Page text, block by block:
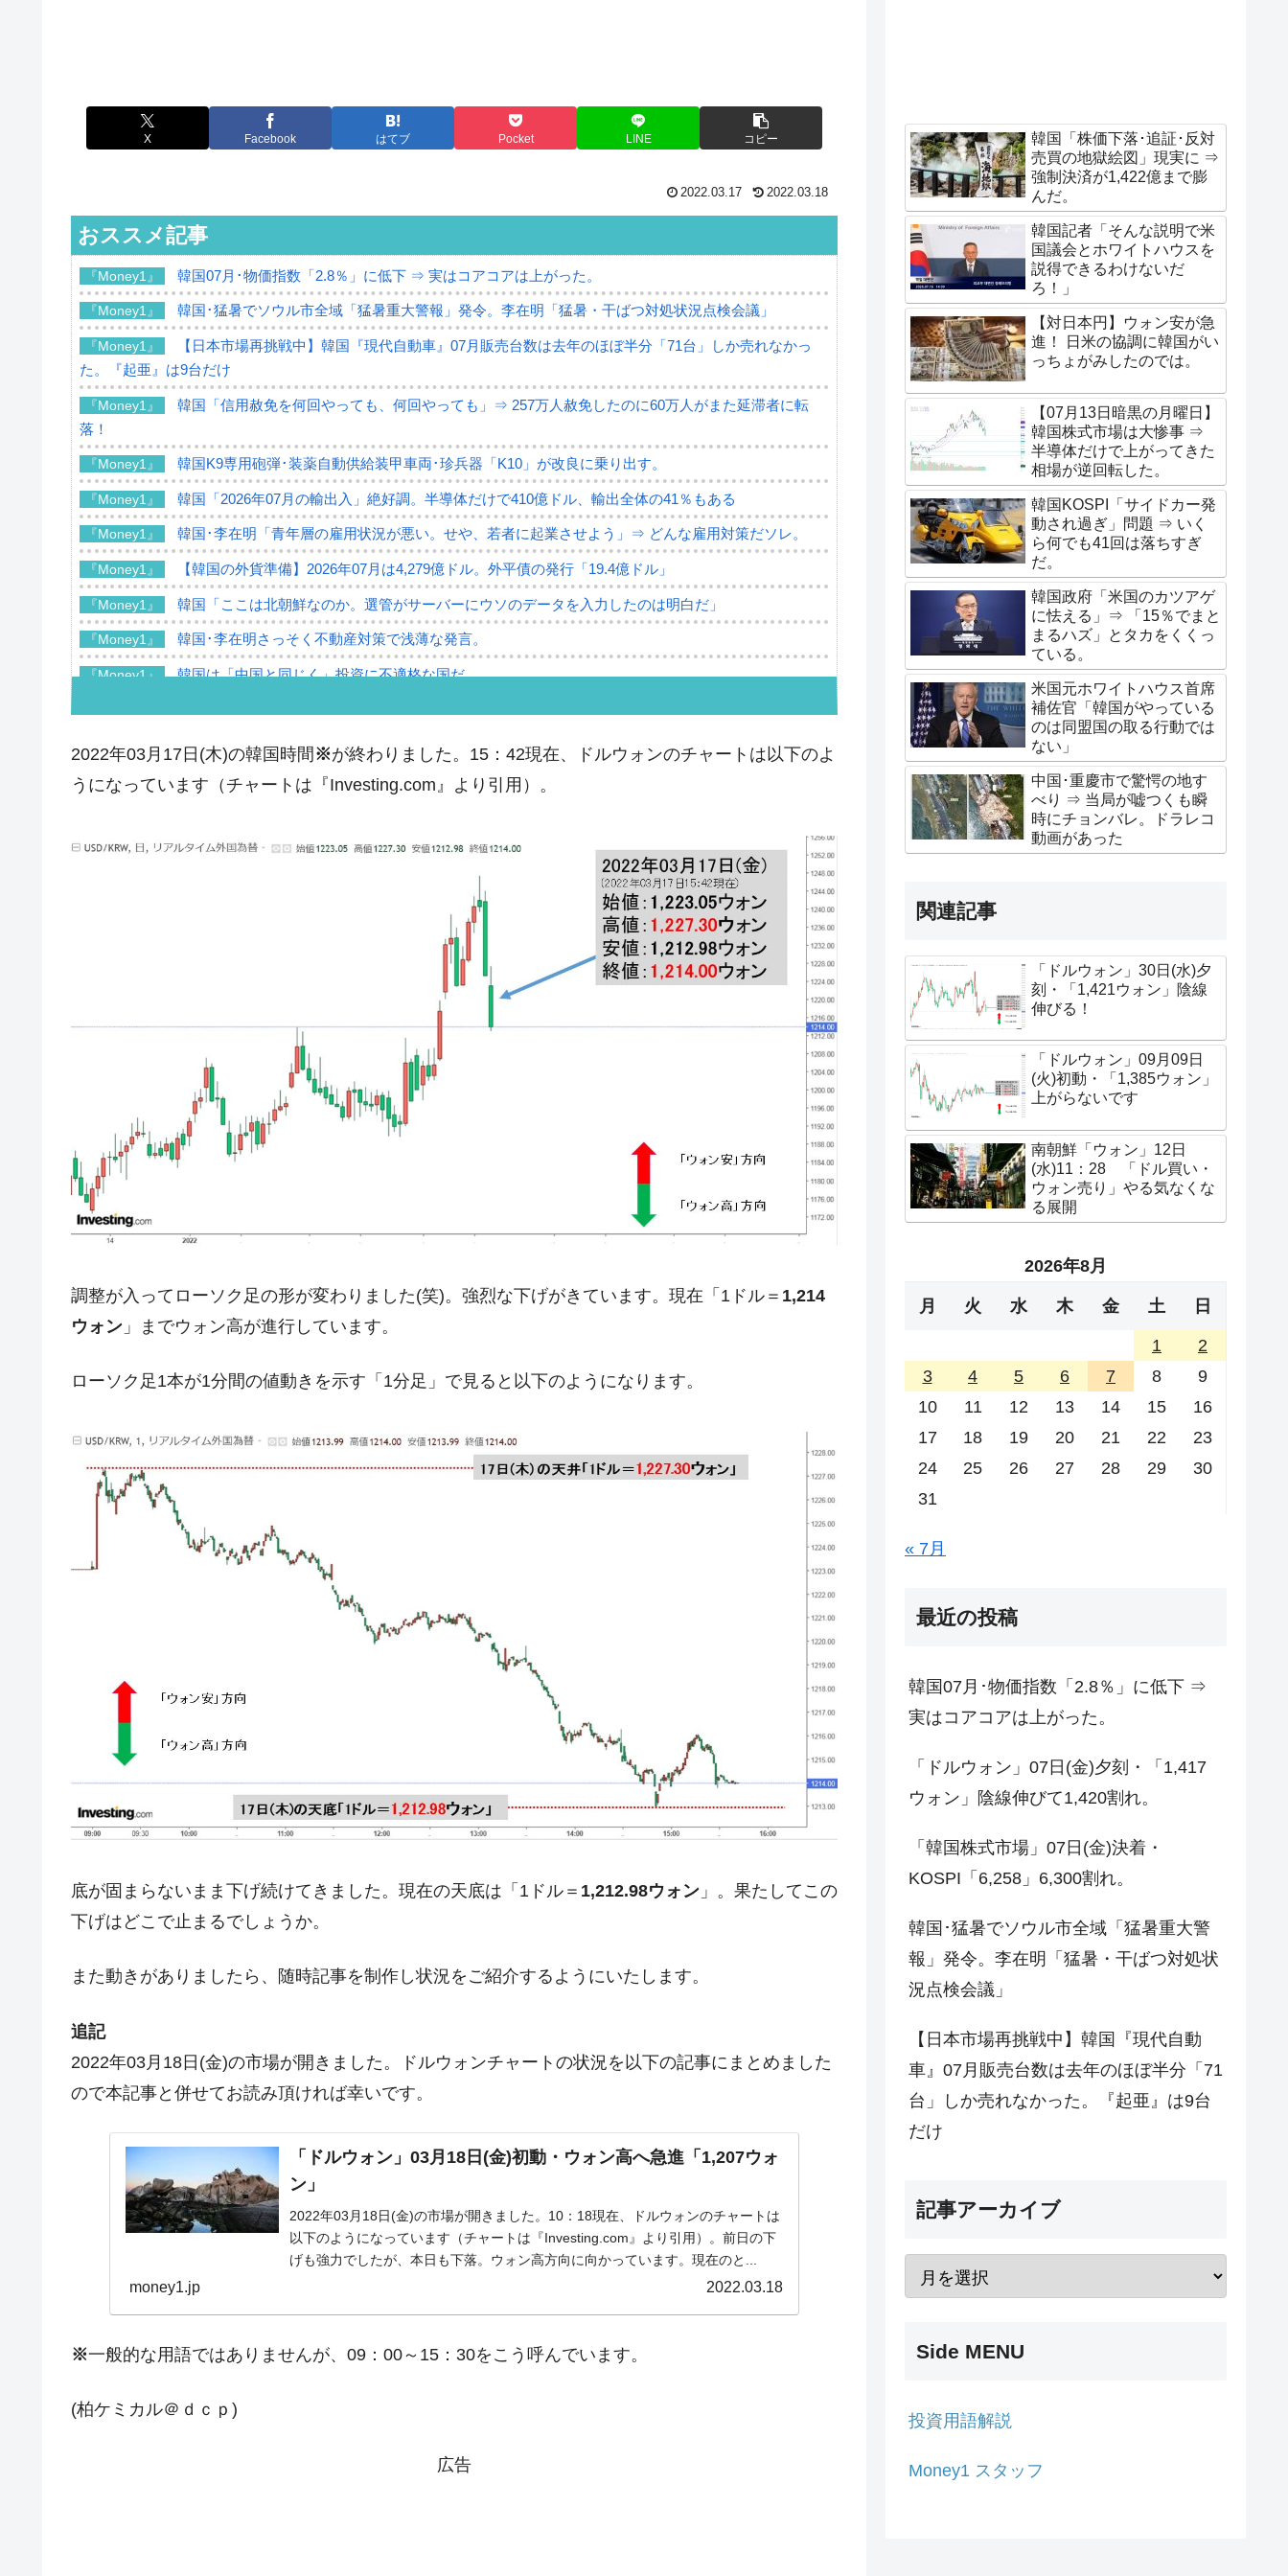
X Facebook はてブ Pocket LINE コピー
2022.03.17 2022.03.18
おススメ記事
『Money1』 韓国07月･物価指数「2.8％」に低下 ⇒ 実はコアコアは上がった。
『Money1』 韓国･猛暑でソウル市全域「猛暑重大警報」発令。李在明「猛暑・干ばつ対処状況点検会議」
『Money1』
【日本市場再挑戦中】韓国『現代自動車』07月販売台数は去年のほぼ半分「71台」しか売れなかっ
た。『起亜』は9台だけ
『Money1』
韓国「信用赦免を何回やっても、何回やっても」⇒ 257万人赦免したのに60万人がまた延滞者に転
落！
『Money1』 韓国K9専用砲弾･装薬自動供給装甲車両･珍兵器「K10」が改良に乗り出す。
『Money1』 韓国「2026年07月の輸出入」絶好調。半導体だけで410億ドル、輸出全体の41％もある
『Money1』 韓国･李在明「青年層の雇用状況が悪い。せや、若者に起業させよう」⇒ どんな雇用対策だソレ。
『Money1』 【韓国の外貨準備】2026年07月は4,279億ドル。外平債の発行「19.4億ドル」
『Money1』 韓国「ここは北朝鮮なのか。選管がサーバーにウソのデータを入力したのは明白だ」
『Money1』 韓国･李在明さっそく不動産対策で浅薄な発言。
『Money1』 韓国は「中国と同じく」投資に不適格な国だ。
『Money1』 韓国･外為取引量「1日当たり1,214.4億ドル」まで拡大 ⇒ 海外資金の動きに強く左右される状態
『Money1』 韓国･帰ってきた李在明。李在明を支持しない「50.5％」に上昇
中国だけが鉄鋼輸出を異常増加させる ⇒ 中国の過剰生産が世界を蝕む。
韓国製造業「半導体絶好調」のウラで他業種は全般的「不調」⇒ PSIが示す現況は決して良くない。
【米韓激突案件】韓国消費者院が『クーパン』1人当たり賠償10万ウォンを認定 ⇒ 総額3兆7,000億
韓国型イージス搭載の次世代駆逐艦「KDDX」1番艦、2032年竣工と公示
【対日本円】ウォン安が急進！ 日米の協調に韓国がいっちょがみしたのでは。
『Money1』
韓国政府『BYD』車への補助金を全廃 ⇒ 実は韓国で『BYD』車は売れている。6カ月で対前年同期比
1.9倍！
『Money1』
在韓米国大使スティールが着韓！⇒ さっそく空港に詰めかけ「出て行け！」「極右勢力」のプラカー
ドを掲げる「在韓反米勢力」
『Money1』 韓国政府「2035年までに18.4GW規模のAIデータセンター整備」⇒ だから無理だってば。
『Money1』 韓国『国民年金公団』株価暴落で200兆蒸発。
『Money1』 韓国「橋が落ちました」⇒ 耐久性「なさすぎ」では。
『Money1』
米国下院「韓国の公務員個人をターゲットにぶん殴る法案」提出！⇒ クーパン問題は合衆国企業に対
する差別。許してはおかぬ
『Money1』
韓国半導体『SKハイニックス』2026年2Qの業績「史上最高益」当期純利益は前年同期比13.4倍に。
韓国･加徳島新国際空港「またも暗礁」の危機 ⇒ 10.7兆では損が出るからできない。
【速報】韓国株式市場の暴落・本日07月29日(水)もサイドカー・サーキットブレイカーの二段コンボ
IT産業は人を雇用する効果は低い。全産業の半分未満しか雇用を生まない
日本の誇る海洋資源調査船『白嶺』は先進技術の塊！
夏の甲子園、優勝校を最も多く輩出している都道府県とは？
Fact1 奇跡の毛色「白毛馬」とは？
Fact1 平成仮面ライダーの意外すぎるモチーフとは？
Fact1 発表から2日で大崩壊、鳴かず飛ばずに終わりそうなスーパーリーグとは？
Fact1 甲子園通算本塁打、最多の清原に次いで多く打っている意外な選手とは？
Fact1
2022年03月17日(木)の韓国時間 ※が終わりました。15：42現在、ドルウォンのチャートは以下のよ
うになっています（チャートは『Investing.com』より引用）。
調整が入ってローソク足の形が変わりました(笑)。強烈な下げがきています。現在「1ドル＝ 1,214
ウォン 」までウォン高が進行しています。
ローソク足1本が1分間の値動きを示す「1分足」で見ると以下のようになります。
底が固まらないまま下げ続けてきました。現在の天底は「1ドル＝ 1,212.98ウォン 」。果たしてこの
下げはどこで止まるでしょうか。
また動きがありましたら、随時記事を制作し状況をご紹介するようにいたします。
追記
2022年03月18日(金)の市場が開きました。ドルウォンチャートの状況を以下の記事にまとめました
ので本記事と併せてお読み頂ければ幸いです。
「ドルウォン」03月18日(金)初動・ウォン高へ急進「1,207ウォ
ン」
2022年03月18日(金)の市場が開きました。10：18現在、ドルウォンのチャートは
以下のようになっています（チャートは『Investing.com』より引用）。前日の下
げも強力でしたが、本日も下落。ウォン高方向に向かっています。現在のと...
money1.jp 2022.03.18
※一般的な用語ではありませんが、09：00～15：30をこう呼んでいます。
(柏ケミカル＠ｄｃｐ)
広告
韓国「株価下落･追証･反対
売買の地獄絵図」現実に ⇒
強制決済が1,422億まで膨
んだ。
韓国記者「そんな説明で米
国議会とホワイトハウスを
説得できるわけないだ
ろ！」
【対日本円】ウォン安が急
進！ 日米の協調に韓国がい
っちょがみしたのでは。
【07月13日暗黒の月曜日】
韓国株式市場は大惨事 ⇒
半導体だけで上がってきた
相場が逆回転した。
韓国KOSPI「サイドカー発
動され過ぎ」問題 ⇒ いく
ら何でも41回は落ちすぎ
だ。
韓国政府「米国のカツアゲ
に怯える」⇒ 「15％でまと
まるハズ」とタカをくくっ
ている。
米国元ホワイトハウス首席
補佐官「韓国がやっている
のは同盟国の取る行動では
ない」
中国･重慶市で驚愕の地す
べり ⇒ 当局が嘘つくも瞬
時にチョンバレ。ドラレコ
動画があった
関連記事
「ドルウォン」30日(水)夕
刻・「1,421ウォン」陰線
伸びる！
「ドルウォン」09月09日
(火)初動・「1,385ウォン」
上がらないです
南朝鮮「ウォン」12日
(水)11：28 「ドル買い・
ウォン売り」やる気なくな
る展開
2026年8月
月 火 水 木 金 土 日
1
2
3
4 5 6 7 8
9
10
11 12 13 14 15
16
17
18 19 20 21 22
23
24
25 26 27 28 29
30
31
« 7月
最近の投稿
韓国07月･物価指数「2.8％」に低下 ⇒
実はコアコアは上がった。
「ドルウォン」07日(金)夕刻・「1,417
ウォン」陰線伸びて1,420割れ。
「韓国株式市場」07日(金)決着・
KOSPI「6,258」6,300割れ。
韓国･猛暑でソウル市全域「猛暑重大警
報」発令。李在明「猛暑・干ばつ対処状
況点検会議」
【日本市場再挑戦中】韓国『現代自動
車』07月販売台数は去年のほぼ半分「71
台」しか売れなかった。『起亜』は9台
だけ
記事アーカイブ
Side MENU
投資用語解説
Money1 スタッフ